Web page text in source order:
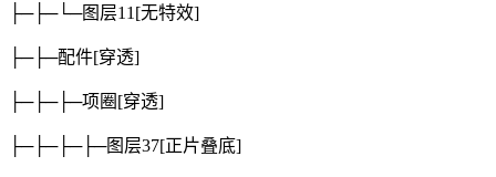
├─├─└─图层11 [无特效]
├─├─配件[穿透]
├─├─├─项圈 [穿透]
├─├─├─├─图层37[正片叠底]